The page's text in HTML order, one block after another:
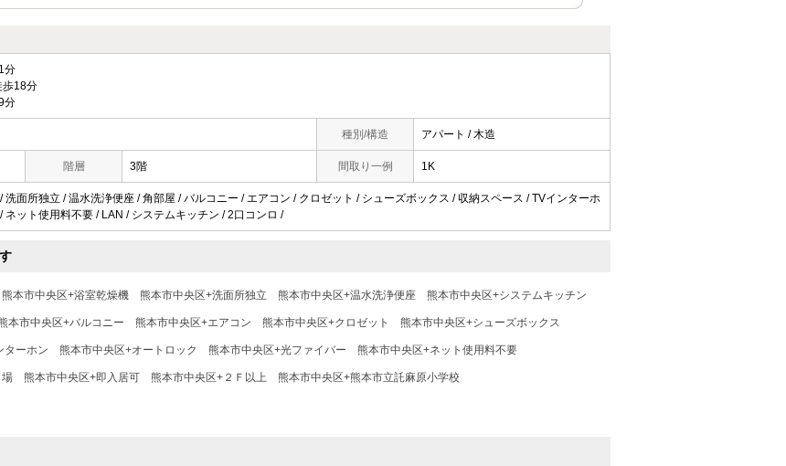
分
18分
分
種別/構造 アパート / 木造
階層 3階 間取り一例 1K
洗面所独立 / 温水洗浄便座 / 角部屋 / バルコニー / エアコン / クロゼット / シューズボックス / 収納スペース / TVインターホ
ネット使用料不要 / LAN / システムキッチン / 2口コンロ /
熊本市中央区+浴室乾燥機 熊本市中央区+洗面所独立 熊本市中央区+温水洗浄便座 熊本市中央区+システムキッチン
本市中央区+バルコニー 熊本市中央区+エアコン 熊本市中央区+クロゼット 熊本市中央区+シューズボックス
ターホン 熊本市中央区+オートロック 熊本市中央区+光ファイバー 熊本市中央区+ネット使用料不要
熊本市中央区+即入居可 熊本市中央区+２Ｆ以上 熊本市中央区+熊本市立託麻原小学校